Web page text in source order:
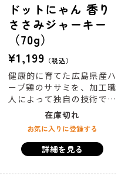
り、素材そのものの香りや
旨味を活かしきることで、
猫の本能と嗜好性をとこと
ん追求。ペット食のエージ
ェントが本気で作った「ド
ットにゃんごはん」です。
ドットにゃん 香り
ささみジャーキー
（70g）
¥1,199 税込
健康的に育てた広島県産ハ
ーブ鶏のササミを、加工職
人によって独自の技術で丁
寧に薄切りし、じっくり乾
燥。香りが凝縮された歯ざ
わりの良いジャーキーに仕
上げました。
在庫切れ
詳細を見る
お気に入りに登録する